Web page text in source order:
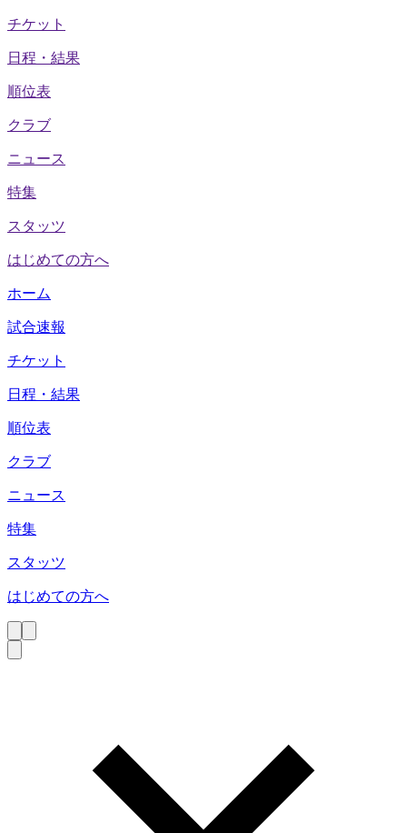
チケット
日程・結果
順位表
クラブ
ニュース
特集
スタッツ
はじめての方へ
ホーム
試合速報
チケット
日程・結果
順位表
クラブ
ニュース
特集
スタッツ
はじめての方へ